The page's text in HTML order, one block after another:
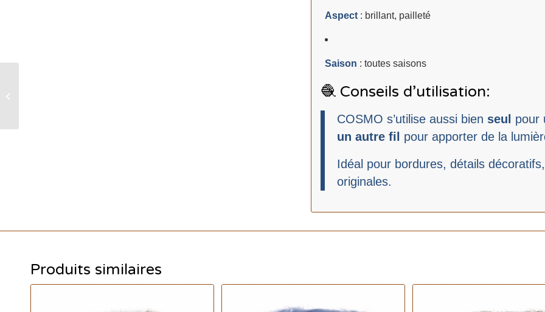
Aspect: brillant, pailleté
Saison : toutes saisons
🧶 Conseils d’utilisation:
COSMO s’utilise aussi bien seul pour
un autre fil pour apporter de la
Idéal pour bordures, détails
originales.
Produits similaires